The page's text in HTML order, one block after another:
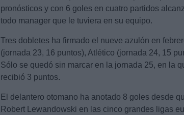
pronósticos y con 6 goles en cuatro partidos
todo manager que le tuviera en su equipo.
Tres dobletes ha firmado el nueve azulón en
(jornada 23, 16 puntos), Atlético (jornada 24, 15
Sólo se quedó sin marcar en la jornada 25, en la
recibió 3 puntos.
El delantero otomano ha anotado 8 goles desde
Robert Lewandowski en las cinco grandes ligas